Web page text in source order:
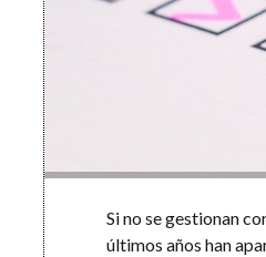
Si no se gestionan
últimos años han